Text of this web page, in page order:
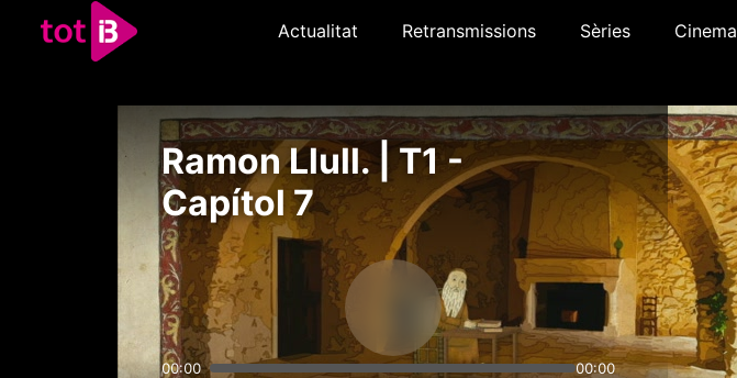
Actualitat Retransmissions Sèries Cinema
Ramon Llull. | T1 -
Capítol 7
00:00 00:00